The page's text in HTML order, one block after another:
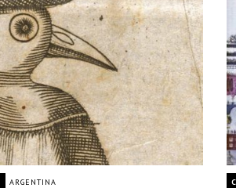
ARGENTINA